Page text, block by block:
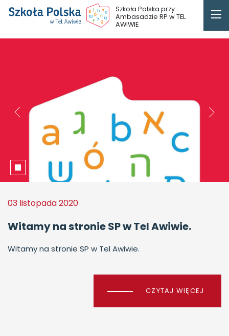
Szkoła Polska przy
Ambasadzie RP w TEL
AWIWIE
03 listopada 2020
Witamy na stronie SP w Tel Awiwie.
Witamy na stronie SP w Tel Awiwie.
CZYTAJ WIĘCEJ